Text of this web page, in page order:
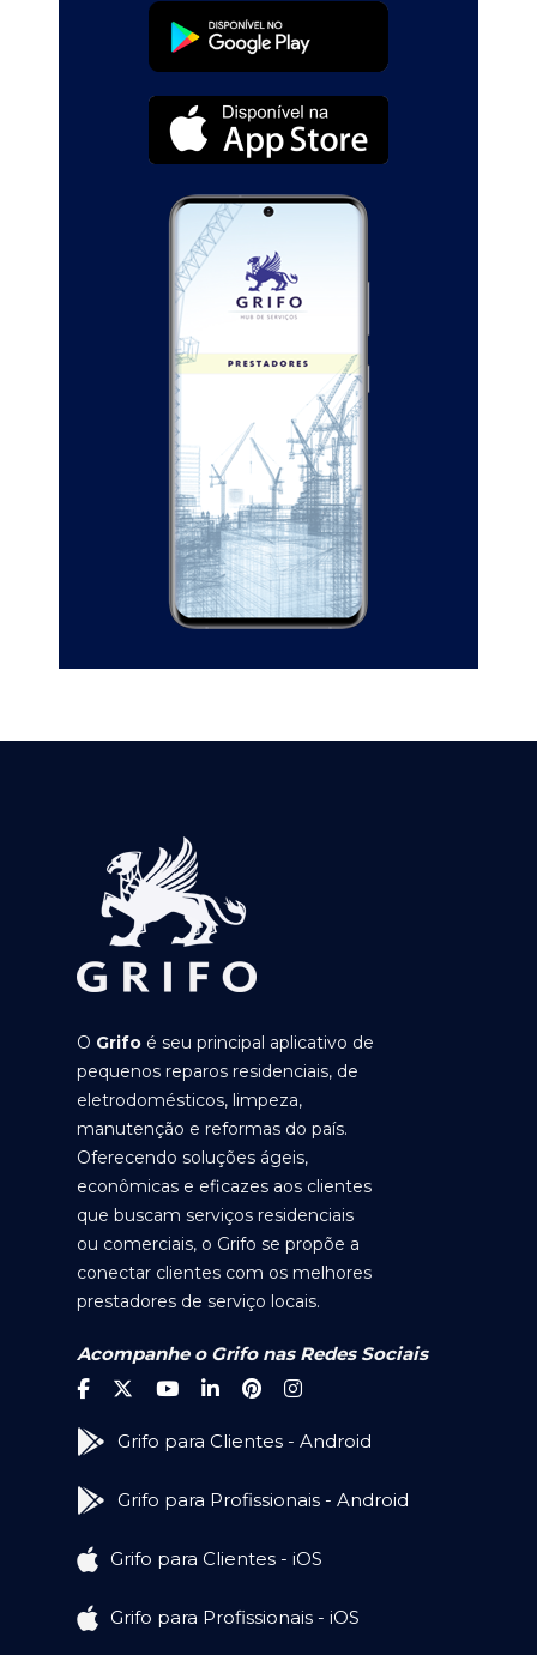
O Grifo é seu principal aplicativo de
pequenos reparos residenciais, de
eletrodomésticos, limpeza,
manutenção e reformas do país.
Oferecendo soluções ágeis,
econômicas e eficazes aos clientes
que buscam serviços residenciais
ou comerciais, o Grifo se propõe a
conectar clientes com os melhores
prestadores de serviço locais.
Acompanhe o Grifo nas Redes Sociais
Grifo para Clientes - Android
Grifo para Profissionais - Android
Grifo para Clientes - iOS
Grifo para Profissionais - iOS